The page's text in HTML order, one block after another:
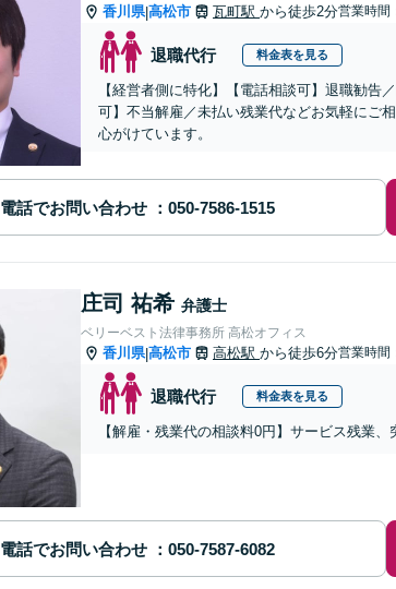
香川県|高松市 瓦町駅 から徒歩2分営業時間
退職代行 料金表を見る
【経営者側に特化】【電話相談可】退職勧
可】不当解雇／未払い残業代などお気軽にご
心がけています。
電話でお問い合わせ
庄司 祐希 弁護士
ベリーベスト法律事務所 高松オフィス
香川県|高松市 高松駅 から徒歩6分営業時間
退職代行 料金表を見る
【解雇・残業代の相談料0円】サービス残業
電話でお問い合わせ